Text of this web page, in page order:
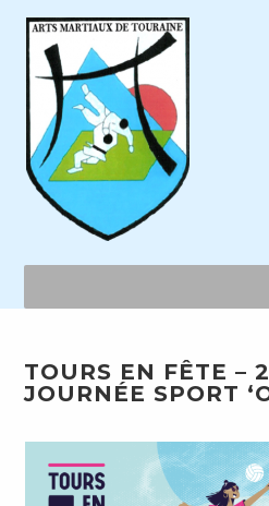
Skip
content
TOURS EN FÊTE –
JOURNÉE SPORT